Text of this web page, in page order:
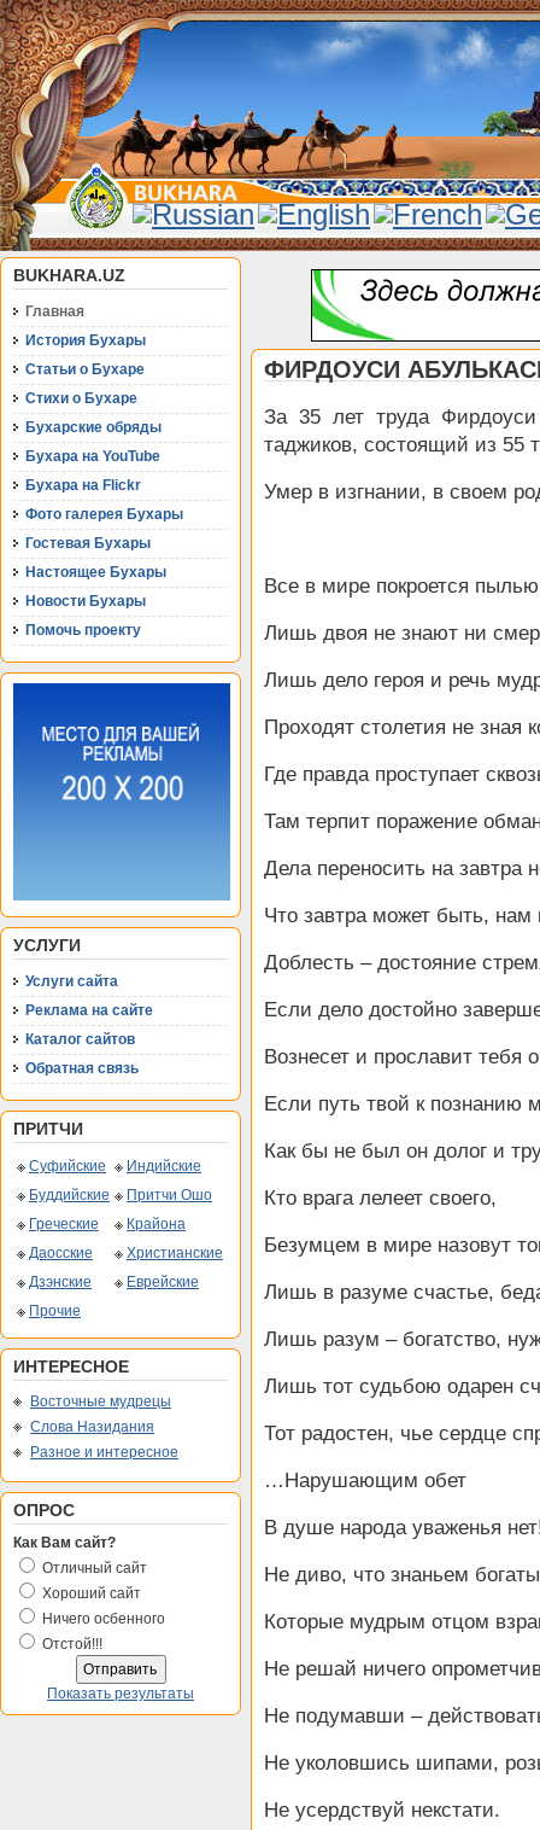
BUKHARA.UZ
Главная
История Бухары
Статьи о Бухаре
Стихи о Бухаре
Бухарские обряды
Бухара на YouTube
Бухара на Flickr
Фото галерея Бухары
Гостевая Бухары
Настоящее Бухары
Новости Бухары
Помочь проекту
УСЛУГИ
Услуги сайта
Реклама на сайте
Каталог сайтов
Обратная связь
ПРИТЧИ
Суфийские
Индийские
Буддийские
Притчи Ошо
Греческие
Крайона
Даосские
Христианские
Дзэнские
Еврейские
Прочие
ИНТЕРЕСНОЕ
Восточные мудрецы
Слова Назидания
Разное и интересное
ОПРОС
Как Вам сайт?
Отличный сайт
Хороший сайт
Ничего осбенного
Отстой!!!
Показать результаты
ФИРДОУСИ
За 35 лет труда
таджиков, состоящий из 55
Умер в изгнании, в своем
Все в мире покроется
Лишь двоя не знают ни
Лишь дело героя и речь
Проходят столетия не зная
Где правда проступает
Там терпит поражение
Дела переносить на завтра
Что завтра может быть, нам
Доблесть – достояние
Если дело достойно
Вознесет и прославит тебя
Если путь твой к познанию
Как бы не был он долог и
Кто врага лелеет своего,
Безумцем в мире назовут
Лишь в разуме счастье,
Лишь разум – богатство,
Лишь тот судьбою одарен
Тот радостен, чье сердце
…Нарушающим обет
В душе народа уваженья
Не диво, что знаньем
Которые мудрым отцом
Не решай ничего
Не подумавши –
Не уколовшись шипами,
Не усердствуй некстати.